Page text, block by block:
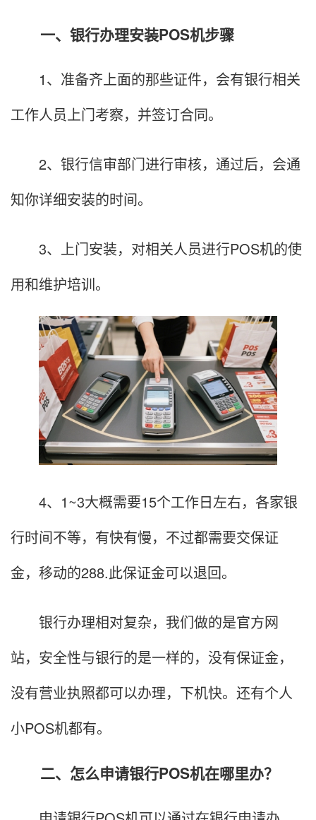
一、银行办理安装POS机步骤
1、准备齐上面的那些证件，会有银行相关
工作人员上门考察，并签订合同。
2、银行信审部门进行审核，通过后，会通
知你详细安装的时间。
3、上门安装，对相关人员进行POS机的使
用和维护培训。
4、1~3大概需要15个工作日左右，各家银
行时间不等，有快有慢，不过都需要交保证
金，移动的288.此保证金可以退回。
银行办理相对复杂，我们做的是官方网
站，安全性与银行的是一样的，没有保证金，
没有营业执照都可以办理，下机快。还有个人
小POS机都有。
二、怎么申请银行POS机在哪里办？